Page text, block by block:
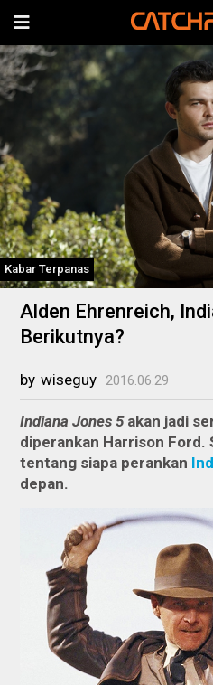
Kabar Terpanas
Alden Ehrenreich,
Berikutnya?
by wiseguy 2016.06.29
Indiana Jones 5akan jadi
diperankan Harrison Ford.
tentang siapa perankan
depan.